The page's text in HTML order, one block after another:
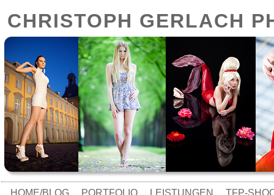
CHRISTOPH GERLACH
HOME/BLOG PORTFOLIO LEISTUNGEN TFP-